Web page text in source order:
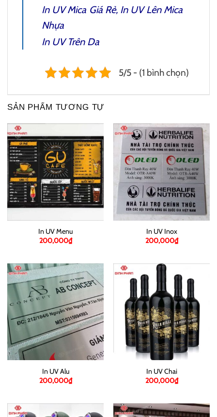
In UV Mica Giá Rẻ, In UV Lên Mica
Nhựa
In UV Trên Da
5/5 - (1 bình chọn)
SẢN PHẨM TƯƠNG TỰ
In UV Menu
200,000₫
In UV Inox
200,000₫
In UV Alu
200,000₫
In UV Chai
200,000₫